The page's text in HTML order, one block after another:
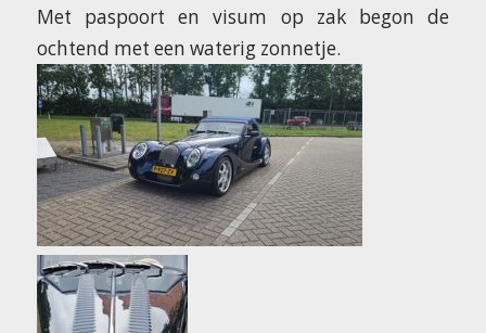
Met paspoort en visum op zak begon de
ochtend met een waterig zonnetje.